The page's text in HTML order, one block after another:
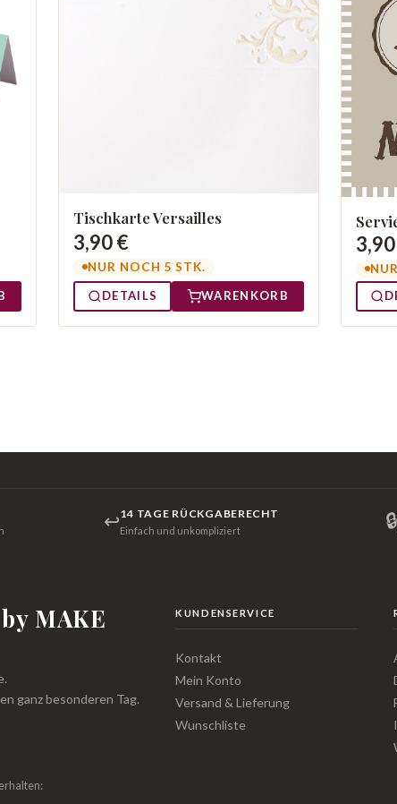
Tischkarte Versailles
3,90 €
NUR NOCH 5 STK.
DETAILS WARENKORB
↩14 TAGE RÜCKGABERECHT
Einfach und unkompliziert 🔒
MAKE
ganz besonderen Tag.
KUNDENSERVICE
Kontakt
Mein Konto
Versand & Lieferung
Wunschliste